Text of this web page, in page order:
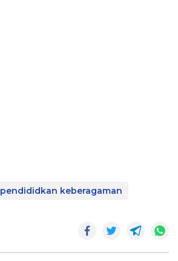
pendididkan keberagaman